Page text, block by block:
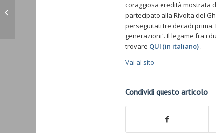
coraggiosa eredità mostrata
partecipato alla Rivolta del
perseguitati tre decadi prima.
generazioni”. Il legame fra i
trovare QUI (in italiano) .
Vai al sito
Condividi questo articolo